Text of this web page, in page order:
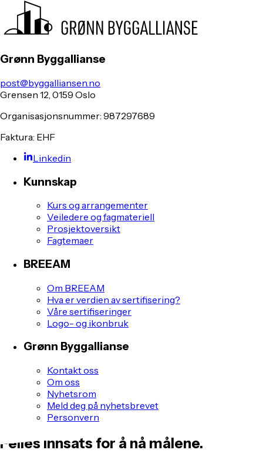
Grønn Byggallianse
post@byggalliansen.no
Grensen 12, 0159 Oslo
Organisasjonsnummer: 987297689
Faktura: EHF
Linkedin
Kunnskap
Kurs og arrangementer
Veiledere og fagmateriell
Prosjektoversikt
Fagtemaer
BREEAM
Om BREEAM
Hva er verdien av sertifisering?
Våre sertifiseringer
Logo- og ikonbruk
Grønn Byggallianse
Kontakt oss
Om oss
Nyhetsrom
Meld deg på nyhetsbrevet
Personvern
Felles innsats for å nå målene.